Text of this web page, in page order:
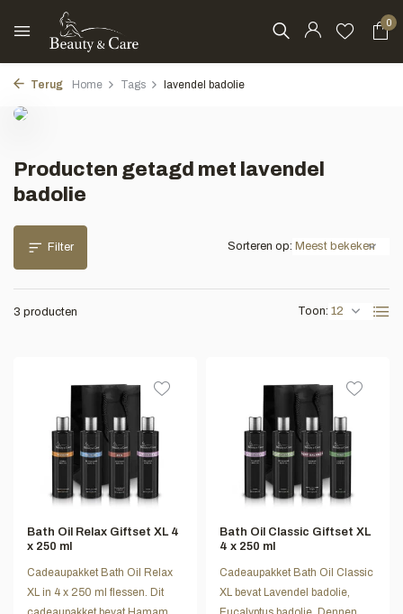
0
Terug Home Tags lavendel badolie
Producten getagd met lavendel
badolie
Filter
3 producten Toon:
Sorteren op:
Bath Oil Relax Giftset XL 4
x 250 ml
Cadeaupakket Bath Oil Relax
XL in 4 x 250 ml flessen. Dit
Bath Oil Classic Giftset XL
4 x 250 ml
Cadeaupakket Bath Oil Classic
XL bevat Lavendel badolie,